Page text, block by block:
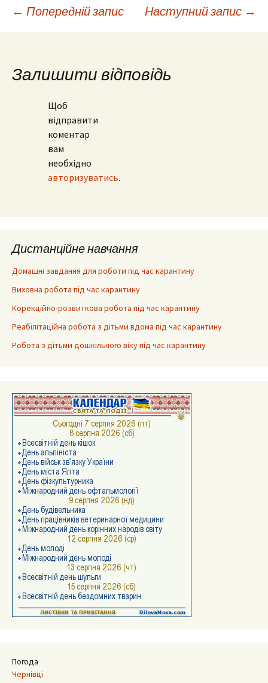
Навігація
запису
← Попередній запис Наступний запис →
Залишити відповідь
Щоб
відправити
коментар
вам
необхідно
авторизуватись.
Дистанційне навчання
Домашні завдання для роботи під час карантину
Виховна робота під час карантину
Корекційно-розвиткова робота під час карантину
Реабілітаційна робота з дітьми вдома під час карантину
Робота з дітьми дошкільного віку під час карантину
Погода
Чернівці